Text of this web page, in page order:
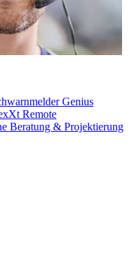
Genius
Remote
Beratung & Projektierung